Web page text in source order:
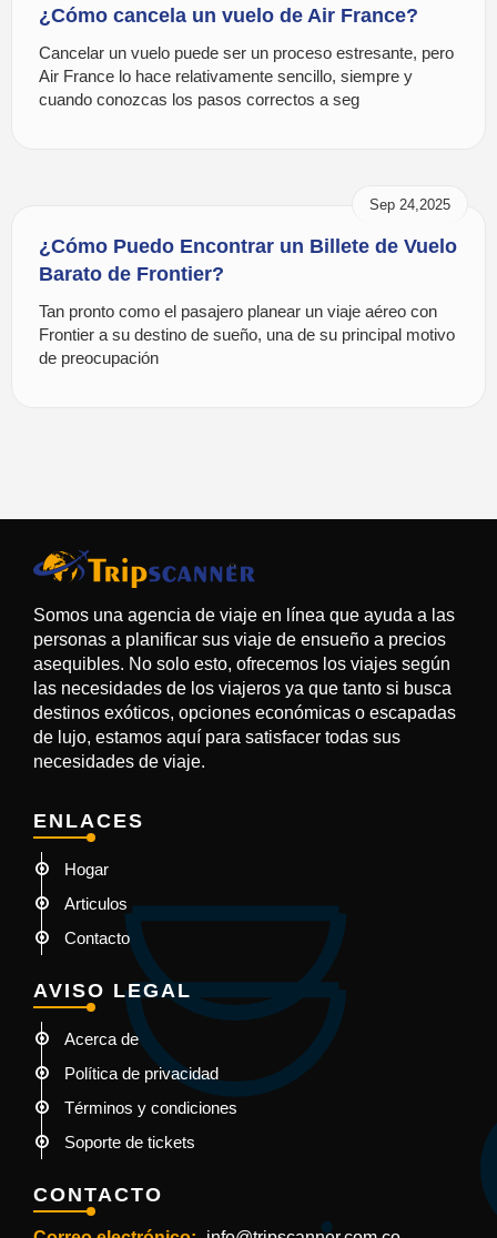
¿Cómo cancela un vuelo de Air France?
Cancelar un vuelo puede ser un proceso estresante, pero
Air France lo hace relativamente sencillo, siempre y
cuando conozcas los pasos correctos a seg
Sep 24,2025
¿Cómo Puedo Encontrar un Billete de Vuelo
Barato de Frontier?
Tan pronto como el pasajero planear un viaje aéreo con
Frontier a su destino de sueño, una de su principal motivo
de preocupación
Somos una agencia de viaje en línea que ayuda a las
personas a planificar sus viaje de ensueño a precios
asequibles. No solo esto, ofrecemos los viajes según
las necesidades de los viajeros ya que tanto si busca
destinos exóticos, opciones económicas o escapadas
de lujo, estamos aquí para satisfacer todas sus
necesidades de viaje.
ENLACES
Hogar
Articulos
Contacto
AVISO LEGAL
Acerca de
Política de privacidad
Términos y condiciones
Soporte de tickets
CONTACTO